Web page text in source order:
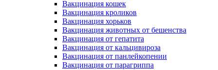
Вакцинация кошек
Вакцинация кроликов
Вакцинация хорьков
Вакцинация животных от бешенства
Вакцинация от гепатита
Вакцинация от кальцивироза
Вакцинация от панлейкопении
Вакцинация от парагриппа